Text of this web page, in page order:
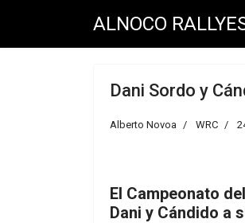
ALNOCO
Dani Sordo y
Alberto Novoa WRC
El Campeonato
Dani y Cándido a